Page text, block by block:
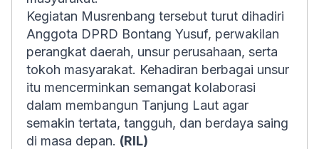
Kegiatan Musrenbang tersebut turut dihadiri
Anggota DPRD Bontang Yusuf, perwakilan
perangkat daerah, unsur perusahaan, serta
tokoh masyarakat. Kehadiran berbagai unsur
itu mencerminkan semangat kolaborasi
dalam membangun Tanjung Laut agar
semakin tertata, tangguh, dan berdaya saing
di masa depan. (RIL)